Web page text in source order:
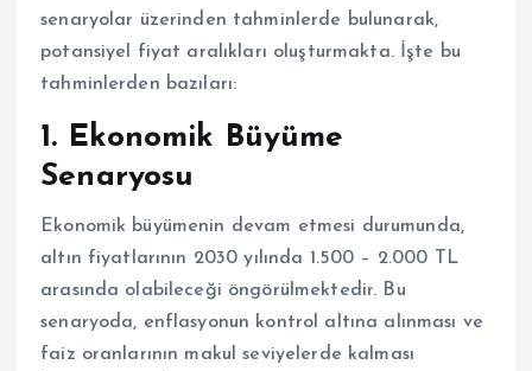
senaryolar üzerinden tahminlerde bulunarak,
potansiyel fiyat aralıkları oluşturmakta. İşte bu
tahminlerden bazıları:
1. Ekonomik Büyüme
Senaryosu
Ekonomik büyümenin devam etmesi durumunda,
altın fiyatlarının 2030 yılında 1.500 – 2.000 TL
arasında olabileceği öngörülmektedir. Bu
senaryoda, enflasyonun kontrol altına alınması ve
faiz oranlarının makul seviyelerde kalması